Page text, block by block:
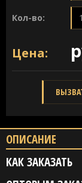
Кол-во:
Цена:
ОПИСАНИЕ
КАК ЗАКАЗАТЬ